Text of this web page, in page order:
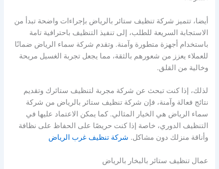
أيضا، تتميز شركة تنظيف ستائر بالرياض بإجراءات واضحة تبدأ من
الاستجابة السريعة للطلب، إلى تنفيذ التنظيف باحترافية تامة
باستخدام أجهزة متطورة وآمنة. وتقدم شركة سماء الرياض ضمانًا
للعملاء يعزز من شعورهم بالثقة، مما يجعل تجربة الغسيل مريحة
وخالية من القلق.
لذلك، إذا كنت تبحث عن شركة مجربة لتنظيف ستائرك وتقديم
نتائج فعالة وآمنة، فإن شركة تنظيف ستائر بالرياض من شركة
سماء الرياض هي الخيار المثالي. كما يمكن الاعتماد عليها في
التنظيف الدوري، خاصة إذا كنت حريصًا على الحفاظ على نظافة
وأناقة منزلك دون مشاكل. شركة تنظيف غرب الرياض
عمال تنظيف ستائر بالبخار بالرياض